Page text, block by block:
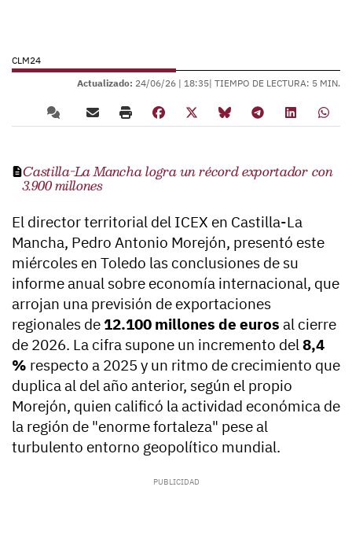
CLM24
Actualizado: 24/06/26 | 18:35| TIEMPO DE LECTURA: 5 MIN.
Castilla-La Mancha logra un récord exportador con
3.900 millones
El director territorial del ICEX en Castilla-La
Mancha, Pedro Antonio Morejón, presentó este
miércoles en Toledo las conclusiones de su
informe anual sobre economía internacional, que
arrojan una previsión de exportaciones
regionales de 12.100 millones de euros al cierre
de 2026. La cifra supone un incremento del8,4
% respecto a 2025 y un ritmo de crecimiento que
duplica al del año anterior, según el propio
Morejón, quien calificó la actividad económica de
la región de "enorme fortaleza" pese al
turbulento entorno geopolítico mundial.